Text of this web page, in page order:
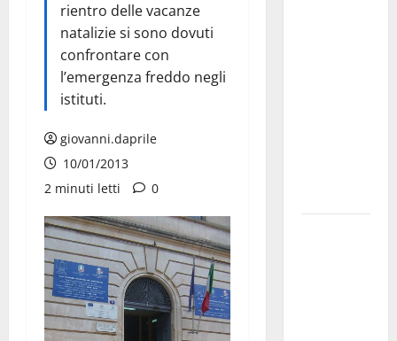
rientro delle vacanze
natalizie si sono dovuti
confrontare con
l’emergenza freddo negli
istituti.
giovanni.daprile
10/01/2013
2 minuti letti
0